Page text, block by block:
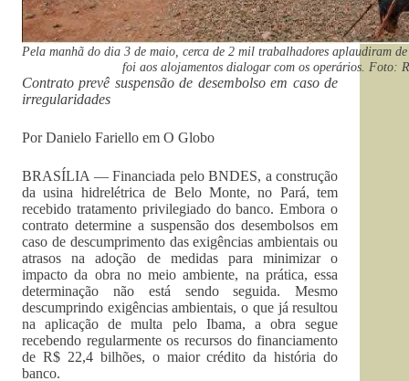
Pela manhã do dia 3 de maio, cerca de 2 mil trabalhadores aplaudiram
foi aos alojamentos dialogar com os operários. Foto:
Contrato prevê suspensão de desembolso em caso de
irregularidades
Por Danielo Fariello em O Globo
BRASÍLIA — Financiada pelo BNDES, a construção
da usina hidrelétrica de Belo Monte, no Pará, tem
recebido tratamento privilegiado do banco. Embora o
contrato determine a suspensão dos desembolsos em
caso de descumprimento das exigências ambientais ou
atrasos na adoção de medidas para minimizar o
impacto da obra no meio ambiente, na prática, essa
determinação não está sendo seguida. Mesmo
descumprindo exigências ambientais, o que já resultou
na aplicação de multa pelo Ibama, a obra segue
recebendo regularmente os recursos do financiamento
de R$ 22,4 bilhões, o maior crédito da história do
banco.